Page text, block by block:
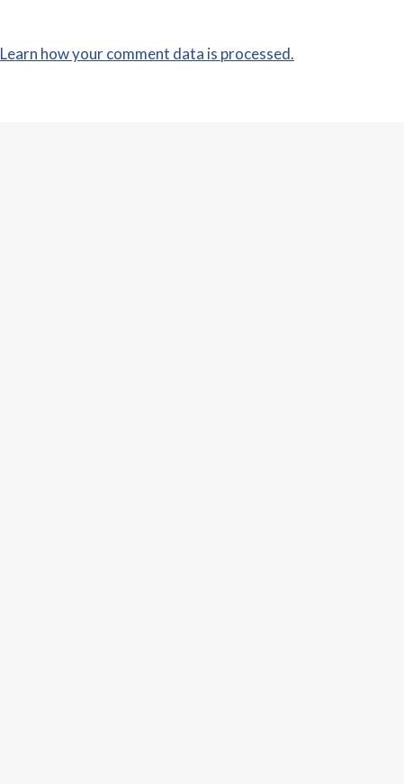
Learn how your comment data is processed.